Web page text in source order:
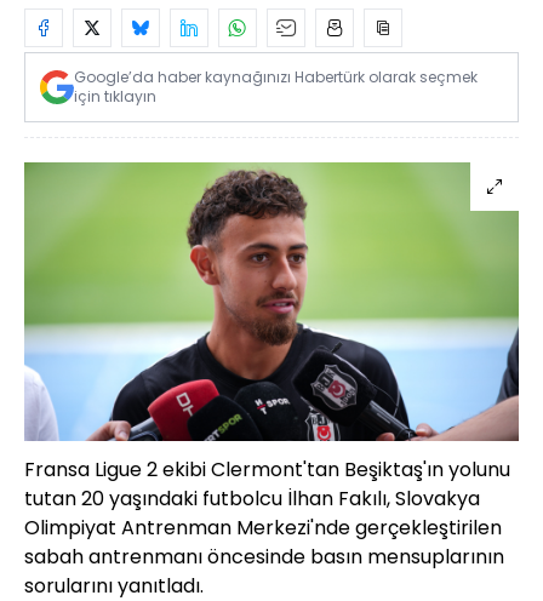
Google’da haber kaynağınızı Habertürk olarak seçmek
için tıklayın
Fransa Ligue 2 ekibi Clermont'tan Beşiktaş'ın yolunu
tutan 20 yaşındaki futbolcu İlhan Fakılı, Slovakya
Olimpiyat Antrenman Merkezi'nde gerçekleştirilen
sabah antrenmanı öncesinde basın mensuplarının
sorularını yanıtladı.